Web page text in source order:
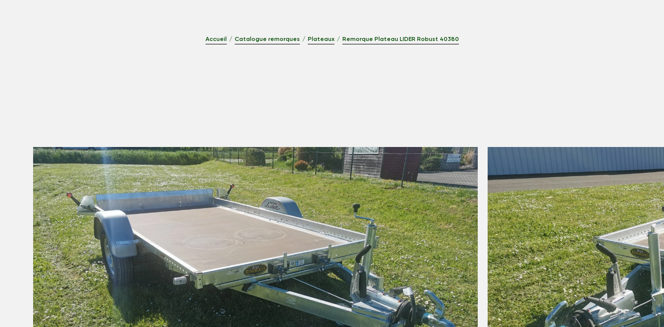
Accueil Catalogue remorques Plateaux Remorque Plateau LIDER Robust 40380